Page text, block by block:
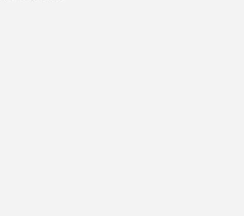
Matthias Kern Leiter der Fischer Kälte-Klima
Matthias Kern die Leitung der
Niederlassung Freiburg